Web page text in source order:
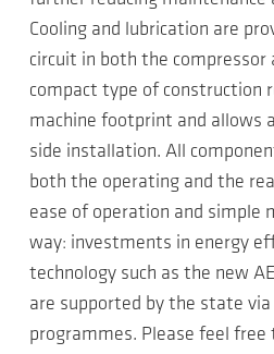
Cooling and lubrication are
circuit in both the compressor
compact type of construction
machine footprint and allows
side installation. All
both the operating and the
ease of operation and simple
way: investments in energy
technology such as the new
are supported by the state via
programmes. Please feel free